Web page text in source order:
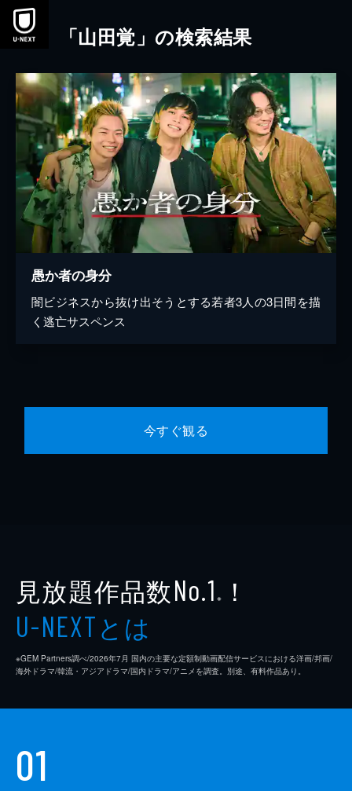
本文へスキップ
「山田覚」の検索結果
愚か者の身分
闇ビジネスから抜け出そうとする若者3人の3日間を描
く逃亡サスペンス
今すぐ観る
見放題作品数No.1 ※ ！
U-NEXTとは
※GEM Partners調べ/2026年7⽉ 国内の主要な定額制動画配信サービスにおける洋画/邦画/
海外ドラマ/韓流・アジアドラマ/国内ドラマ/アニメを調査。別途、有料作品あり。
01